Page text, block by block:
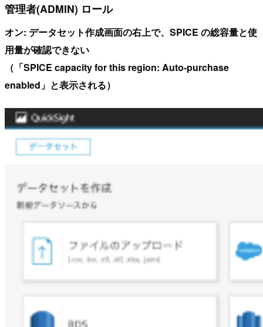
管理者(ADMIN) ロール
オン: データセット作成画面の右上で、SPICE の総容量と使
用量が確認できない
（「SPICE capacity for this region: Auto-purchase
enabled」と表示される）